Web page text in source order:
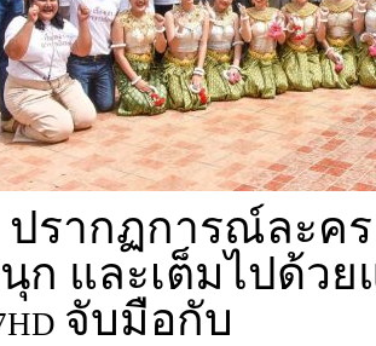
กฏการณ์ละครแ
ก และเต็มไปด้วย
จับมือกับ